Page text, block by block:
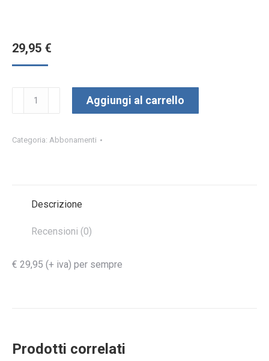
29,95 €
Atomo
quantità
Aggiungi al carrello
Categoria: Abbonamenti
Descrizione
Recensioni (0)
€ 29,95 (+ iva) per sempre
Prodotti correlati